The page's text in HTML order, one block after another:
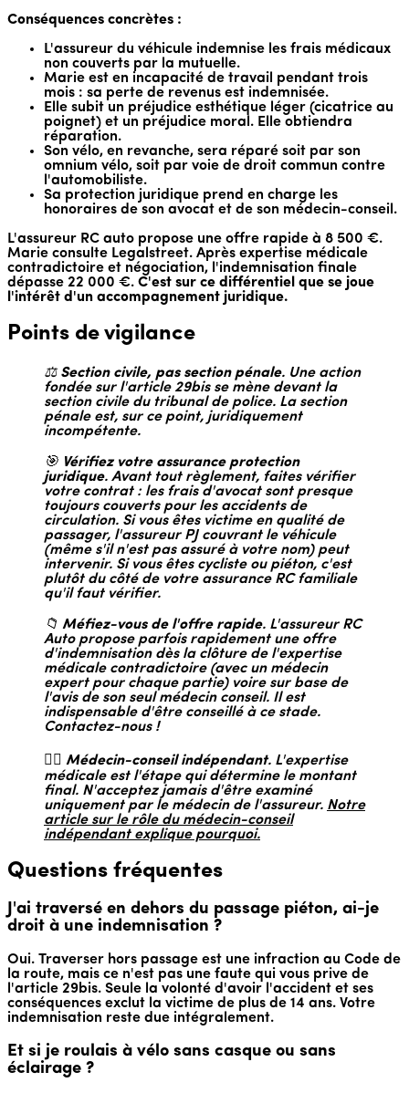
Conséquences concrètes :
L'assureur du véhicule indemnise les frais médicaux
non couverts par la mutuelle.
Marie est en incapacité de travail pendant trois
mois : sa perte de revenus est indemnisée.
Elle subit un préjudice esthétique léger (cicatrice au
poignet) et un préjudice moral. Elle obtiendra
réparation.
Son vélo, en revanche, sera réparé soit par son
omnium vélo, soit par voie de droit commun contre
l'automobiliste.
Sa protection juridique prend en charge les
honoraires de son avocat et de son médecin-conseil.
L'assureur RC auto propose une offre rapide à 8 500 €.
Marie consulte Legalstreet. Après expertise médicale
contradictoire et négociation, l'indemnisation finale
dépasse 22 000 €. C'est sur ce différentiel que se joue
l'intérêt d'un accompagnement juridique.
Points de vigilance
⚖️Section civile, pas section pénale. Une action
fondée sur l'article 29bis se mène devant la
section civile du tribunal de police. La section
pénale est, sur ce point, juridiquement
incompétente.
🎯 Vérifiez votre assurance protection
juridique. Avant tout règlement, faites vérifier
votre contrat : les frais d'avocat sont presque
toujours couverts pour les accidents de
circulation. Si vous êtes victime en qualité de
passager, l'assureur PJ couvrant le véhicule
(même s'il n'est pas assuré à votre nom) peut
intervenir. Si vous êtes cycliste ou piéton, c'est
plutôt du côté de votre assurance RC familiale
qu'il faut vérifier.
📁 Méfiez-vous de l'offre rapide. L'assureur RC
Auto propose parfois rapidement une offre
d'indemnisation dès la clôture de l'expertise
médicale contradictoire (avec un médecin
expert pour chaque partie) voire sur base de
l'avis de son seul médecin conseil. Il est
indispensable d'être conseillé à ce stade.
Contactez-nous !
👨‍⚕️ Médecin-conseil indépendant. L'expertise
médicale est l'étape qui détermine le montant
final. N'acceptez jamais d'être examiné
uniquement par le médecin de l'assureur. Notre
article sur le rôle du médecin-conseil
indépendant explique pourquoi.
Questions fréquentes
J'ai traversé en dehors du passage piéton, ai-je
droit à une indemnisation ?
Oui. Traverser hors passage est une infraction au Code de
la route, mais ce n'est pas une faute qui vous prive de
l'article 29bis. Seule la volonté d'avoir l'accident et ses
conséquences exclut la victime de plus de 14 ans. Votre
indemnisation reste due intégralement.
Et si je roulais à vélo sans casque ou sans
éclairage ?